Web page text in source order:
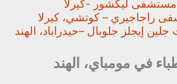
مستشفى ليكشور -كيرلا
راجاجيري – كوتشي، كيرلا
إيجلز جلوبال –حيدراباد، الهند
في مومباي، الهند